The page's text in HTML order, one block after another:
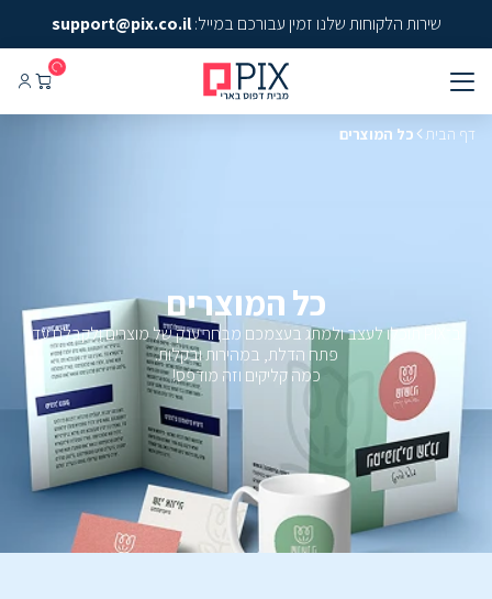
שירות הלקוחות שלנו זמין עבורכם במייל:support@pix.co.il
דף הבית כל המוצרים
כל המוצרים
ב־PIX תוכלו לעצב ולמתג בעצמכם מבחר ענק של מוצרים ולקבלם עד
פתח הדלת, במהירות ובקלות.
כמה קליקים וזה מודפס!